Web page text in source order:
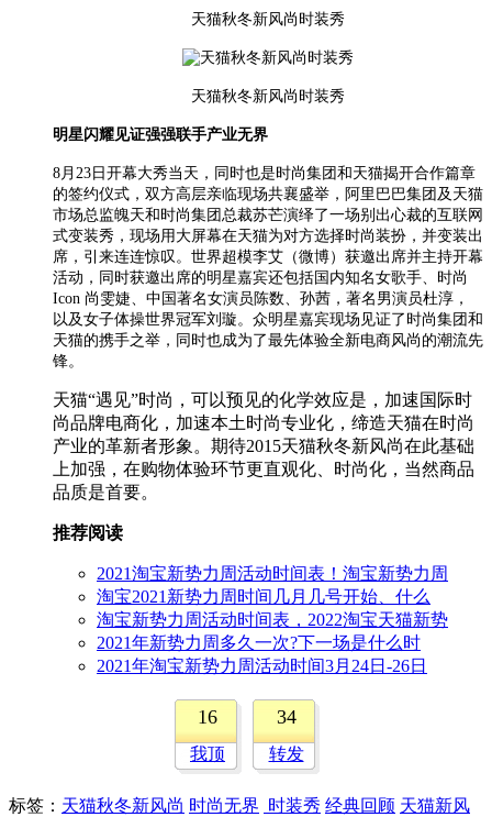
天猫秋冬新风尚时装秀
天猫秋冬新风尚时装秀
明星闪耀见证强强联手产业无界
8月23日开幕大秀当天，同时也是时尚集团和天猫揭开合作篇章
的签约仪式，双方高层亲临现场共襄盛举，阿里巴巴集团及天猫
市场总监魄天和时尚集团总裁苏芒演绎了一场别出心裁的互联网
式变装秀，现场用大屏幕在天猫为对方选择时尚装扮，并变装出
席，引来连连惊叹。世界超模李艾（微博）获邀出席并主持开幕
活动，同时获邀出席的明星嘉宾还包括国内知名女歌手、时尚
Icon 尚雯婕、中国著名女演员陈数、孙茜，著名男演员杜淳，
以及女子体操世界冠军刘璇。众明星嘉宾现场见证了时尚集团和
天猫的携手之举，同时也成为了最先体验全新电商风尚的潮流先
锋。
天猫“遇见”时尚，可以预见的化学效应是，加速国际时
尚品牌电商化，加速本土时尚专业化，缔造天猫在时尚
产业的革新者形象。期待2015天猫秋冬新风尚在此基础
上加强，在购物体验环节更直观化、时尚化，当然商品
品质是首要。
推荐阅读
2021淘宝新势力周活动时间表！淘宝新势力周
淘宝2021新势力周时间几月几号开始、什么
淘宝新势力周活动时间表，2022淘宝天猫新势
2021年新势力周多久一次?下一场是什么时
2021年淘宝新势力周活动时间3月24日-26日
16
我顶
34
转发
标签 ： 天猫秋冬新风尚 时尚无界 时装秀 经典回顾 天猫新风